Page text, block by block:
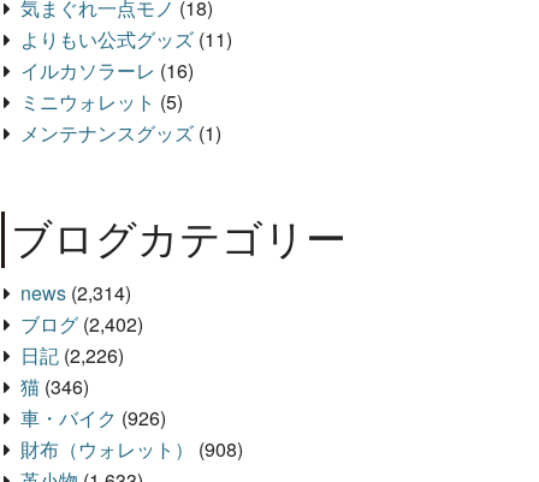
気まぐれ一点モノ (18)
よりもい公式グッズ (11)
イルカソラーレ (16)
ミニウォレット (5)
メンテナンスグッズ (1)
ブログカテゴリー
news (2,314)
ブログ (2,402)
日記 (2,226)
猫 (346)
車・バイク (926)
財布（ウォレット）
(908)